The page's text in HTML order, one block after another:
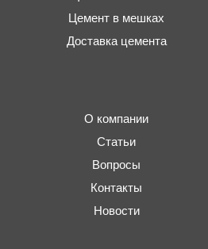
Цемент в мешках
Доставка цемента
О компании
Статьи
Вопросы
Контакты
Новости